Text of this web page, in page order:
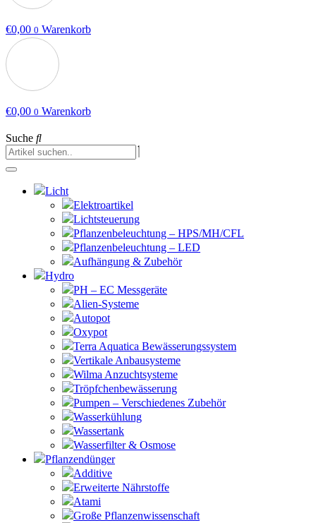
€0,00 0 Warenkorb
€0,00 0 Warenkorb
Suche
Licht
Elektroartikel
Lichtsteuerung
Pflanzenbeleuchtung – HPS/MH/CFL
Pflanzenbeleuchtung – LED
Aufhängung & Zubehör
Hydro
PH – EC Messgeräte
Alien-Systeme
Autopot
Oxypot
Terra Aquatica Bewässerungssystem
Vertikale Anbausysteme
Wilma Anzuchtsysteme
Tröpfchenbewässerung
Pumpen – Verschiedenes Zubehör
Wasserkühlung
Wassertank
Wasserfilter & Osmose
Pflanzendünger
Additive
Erweiterte Nährstoffe
Atami
Große Pflanzenwissenschaft